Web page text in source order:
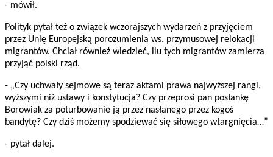
- mówił.
Polityk pytał też o związek wczorajszych wydarzeń z przyjęciem
przez Unię Europejską porozumienia ws. przymusowej relokacji
migrantów. Chciał również wiedzieć, ilu tych migrantów zamierza
przyjąć polski rząd.
- „Czy uchwały sejmowe są teraz aktami prawa najwyższej rangi,
wyższymi niż ustawy i konstytucja? Czy przeprosi pan posłankę
Borowiak za poturbowanie ją przez nasłanego przez kogoś
bandytę? Czy dziś możemy spodziewać się siłowego wtargnięcia…”
- pytał dalej.